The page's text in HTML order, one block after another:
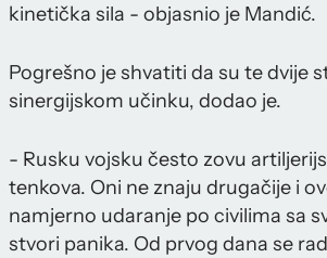
kinetička sila - objasnio je Mandić.
Pogrešno je shvatiti da su te dvije
sinergijskom učinku, dodao je.
- Rusku vojsku često zovu
tenkova. Oni ne znaju drugačije i
namjerno udaranje po civilima sa
stvori panika. Od prvog dana se